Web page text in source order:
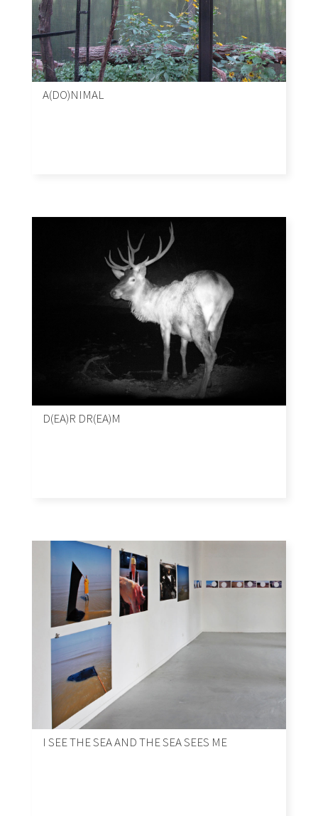
A(DO)NIMAL
D(EA)R DR(EA)M
I SEE THE SEA AND THE SEA SEES ME